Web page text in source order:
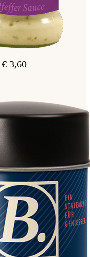
€ 3,60